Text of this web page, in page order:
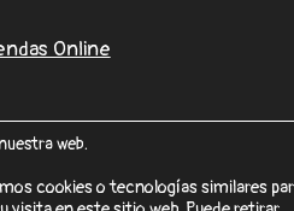
Online
web.
cookies o tecnologías similares